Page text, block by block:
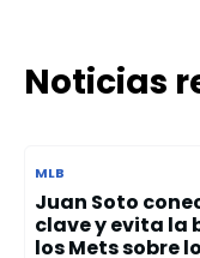
Noticias
MLB
Juan Soto
clave y evita la
los Mets sobre